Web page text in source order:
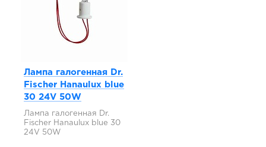
Лампа галогенная Dr.
Fischer Hanaulux blue
30 24V 50W
Лампа галогенная Dr.
Fischer Hanaulux blue 30
24V 50W